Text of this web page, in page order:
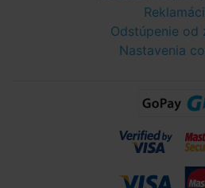
Odstúpenie od
Nastavenia